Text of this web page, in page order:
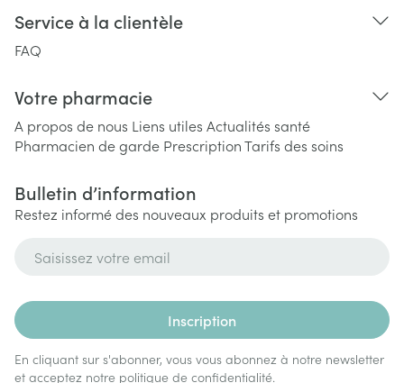
Service à la clientèle
FAQ
Votre pharmacie
A propos de nous Liens utiles Actualités santé
Pharmacien de garde PrescriptionTarifs des soins
Bulletin d’information
Restez informé des nouveaux produits et promotions
Inscription
En cliquant sur s'abonner, vous vous abonnez à notre newsletter
et acceptez notre politique de confidentialité.